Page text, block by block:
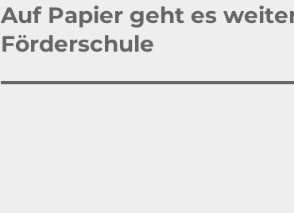
Nächster
Beitrag:
Auf Papier geht es
Förderschule